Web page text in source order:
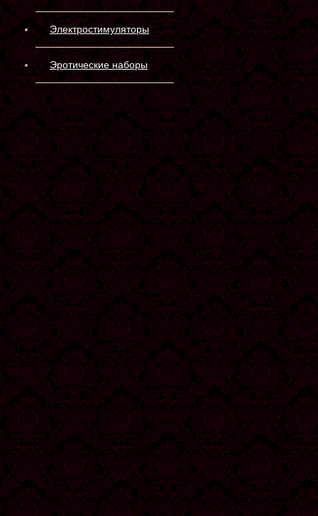
Электростимуляторы
Эротические наборы